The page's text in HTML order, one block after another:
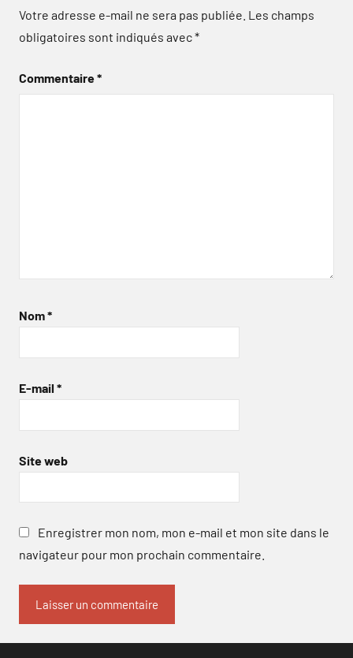
Votre adresse e-mail ne sera pas publiée. Les champs
obligatoires sont indiqués avec*
Commentaire*
Nom*
E-mail *
Site web
Enregistrer mon nom, mon e-mail et mon site dans le
navigateur pour mon prochain commentaire.